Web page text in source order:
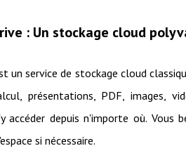
: Un stockage cloud
un service de stockage cloud
présentations, PDF, images,
accéder depuis n'importe où. Vous
si nécessaire.